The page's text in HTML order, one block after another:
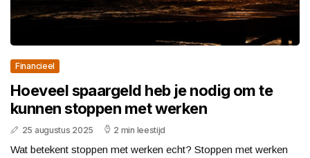
Financieel
Hoeveel spaargeld heb je nodig om te
kunnen stoppen met werken
25 augustus 2025 2 min leestijd
Wat betekent stoppen met werken echt? Stoppen met werken